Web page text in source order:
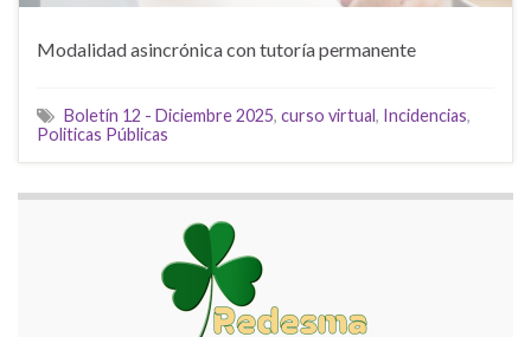
Modalidad asincrónica con tutoría permanente
Boletín 12 - Diciembre 2025, curso virtual, Incidencias,
Politicas Públicas